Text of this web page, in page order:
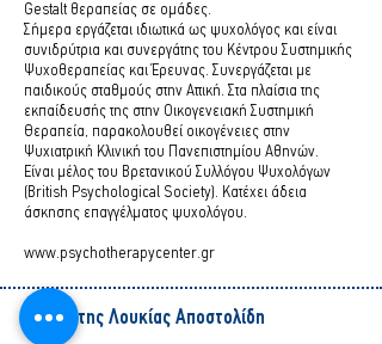
Gestalt θεραπείας σε ομάδες.
Σήμερα εργάζεται ιδιωτικά ως ψυχολόγος και είναι
συνιδρύτρια και συνεργάτης του Κέντρου Συστημικής
Ψυχοθεραπείας και Έρευνας. Συνεργάζεται με
παιδικούς σταθμούς στην Αττική. Στα πλαίσια της
εκπαίδευσής της στην Οικογενειακή Συστημική
Θεραπεία, παρακολουθεί οικογένειες στην
Ψυχιατρική Κλινική του Πανεπιστημίου Αθηνών.
Είναι μέλος του Βρετανικού Συλλόγου Ψυχολόγων
(British Psychological Society). Κατέχει άδεια
άσκησης επαγγέλματος ψυχολόγου.
www.psychotherapycenter.gr
Άρθρα της Λουκίας Αποστολίδη